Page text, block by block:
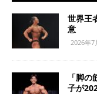
世界王
意
2026年7
「脚
子が